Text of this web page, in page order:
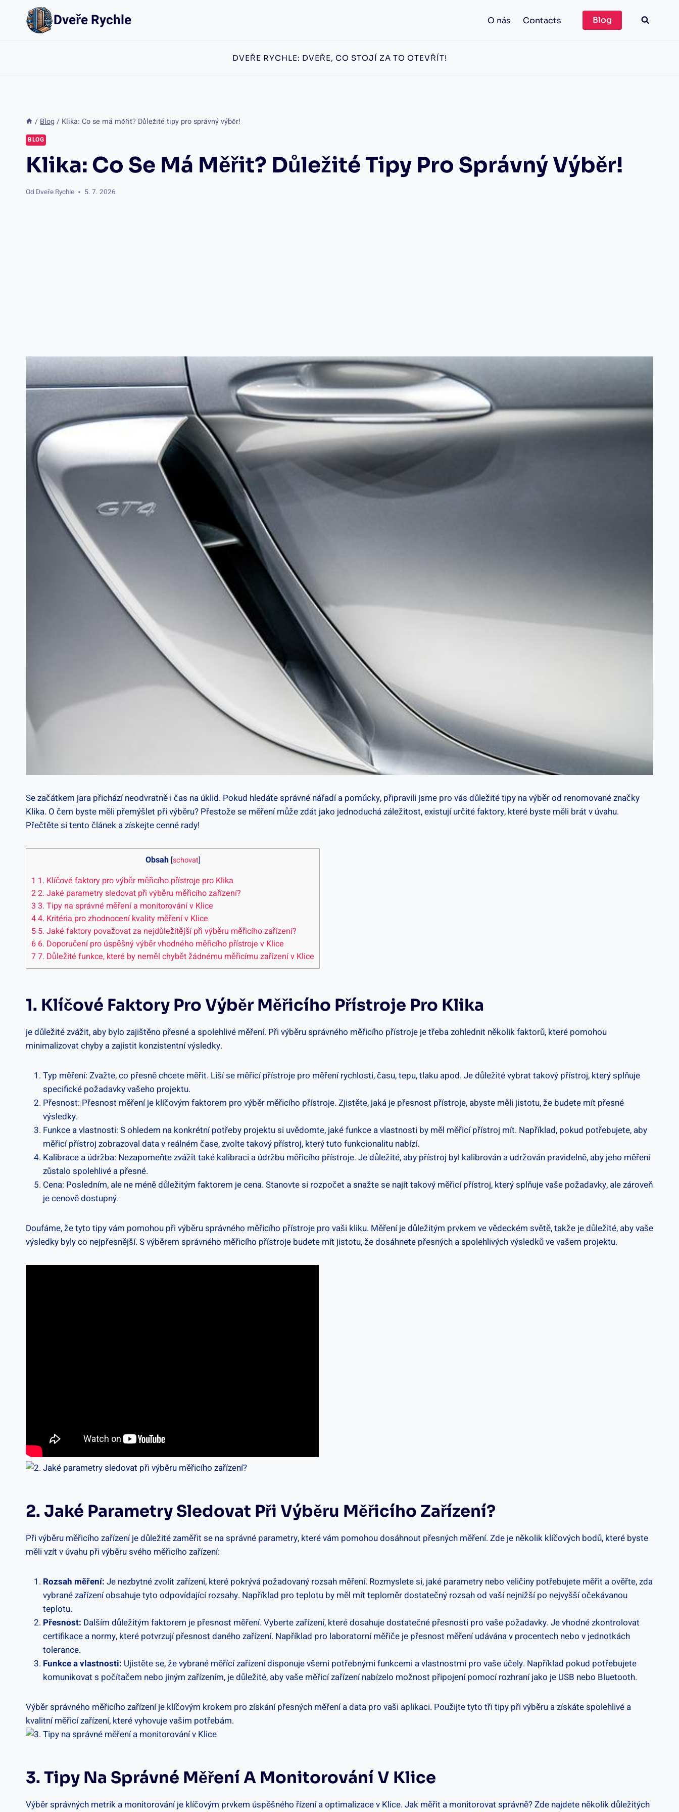
Přeskočit
Dveře Rychle O nás Contacts Blog
DVEŘE RYCHLE: DVEŘE, CO STOJÍ ZA TO OTEVŘÍT!
/ Blog / Klika: Co se má měřit? Důležité tipy pro správný výběr!
BLOG
Klika: Co Se Má Měřit? Důležité Tipy Pro Správný Výběr!
Od Dveře Rychle 5. 7. 2026
Se začátkem⁣ jara ​přichází ⁤neodvratně i čas​ na⁢ úklid. Pokud‍ hledáte‌ správné nářadí a pomůcky,​ připravili jsme pro vás ⁢důležité tipy na výběr​ od renomované​ značky
Klika. O čem byste ⁣měli přemýšlet při ⁣výběru? Přestože se ⁣měření může zdát jako‌ jednoduchá záležitost,⁢ existují určité faktory, které byste měli⁣ brát v úvahu.
⁤Přečtěte si tento‍ článek‍ a ⁣získejte cenné rady!
Obsah [schovat]
1 1.​ Klíčové⁢ faktory pro výběr měřicího ⁣přístroje ​pro Klika
22. Jaké ⁢parametry sledovat při výběru ⁢měřicího zařízení?
3 3. Tipy na správné měření⁤ a monitorování v Klice
44.​ Kritéria pro ⁣zhodnocení kvality měření v ‌Klice
5 5. Jaké⁤ faktory ‍považovat za⁢ nejdůležitější při výběru měřicího zařízení?
6 6. ‍Doporučení ​pro úspěšný výběr vhodného​ měřicího přístroje v ⁣Klice
77. Důležité funkce, ⁣které by neměl⁣ chybět⁣ žádnému​ měřicímu‌ zařízení v Klice
1.​ Klíčové⁢ Faktory Pro Výběr Měřicího ⁣přístroje ​pro Klika
je důležité ⁢zvážit, aby bylo​ zajištěno přesné a spolehlivé měření. Při ⁤výběru správného měřicího ⁤přístroje je třeba zohlednit několik faktorů,⁢ které pomohou
minimalizovat ​chyby a zajistit konzistentní výsledky.
Typ měření: Zvažte,⁢ co přesně chcete ‍měřit. Liší ⁤se měřicí ‌přístroje pro měření rychlosti, ‍času, tepu, tlaku apod.⁢ Je​ důležité ‌vybrat takový‌ přístroj, ​který splňuje‍
specifické požadavky vašeho​ projektu.
Přesnost: ​Přesnost měření​ je klíčovým ⁣faktorem pro⁣ výběr měřicího přístroje. ‍Zjistěte, jaká je přesnost ‍přístroje, abyste měli jistotu,⁤ že budete mít‍ přesné
výsledky.
Funkce a vlastnosti: ⁤S ⁢ohledem na⁢ konkrétní potřeby ⁤projektu si uvědomte, jaké funkce a⁤ vlastnosti by měl měřicí přístroj mít. ⁤Například, pokud potřebujete, aby
měřicí přístroj zobrazoval data v reálném čase, ⁢zvolte takový přístroj, který tuto funkcionalitu nabízí.
Kalibrace a​ údržba: Nezapomeňte⁣ zvážit také ⁢kalibraci a údržbu⁢ měřicího přístroje. Je důležité, aby přístroj byl kalibrován a​ udržován pravidelně, aby jeho měření
zůstalo ⁣spolehlivé a přesné.
Cena: Posledním, ale​ ne ​méně ⁤důležitým faktorem‌ je cena. Stanovte si rozpočet​ a⁤ snažte ‍se najít takový měřicí přístroj, který splňuje vaše‍ požadavky,⁢ ale zároveň⁣
je cenově dostupný.
Doufáme,‌ že tyto ​tipy vám ‌pomohou ​při‍ výběru správného měřicího⁣ přístroje pro vaši kliku.‌ Měření⁤ je ‍důležitým prvkem ve vědeckém⁢ světě,​ takže je důležité, aby vaše
výsledky byly co nejpřesnější. ⁢S výběrem správného měřicího ‍přístroje budete ⁤mít jistotu,‍ že dosáhnete přesných a‌ spolehlivých výsledků ve vašem projektu.
2. Jaké ⁢parametry Sledovat Při Výběru ⁢měřicího Zařízení?
Při ⁢výběru měřicího zařízení je důležité zaměřit se na‍ správné parametry,⁣ které vám pomohou dosáhnout​ přesných měření. Zde‌ je několik klíčových bodů, které byste
⁤měli ‍vzít v úvahu⁢ při výběru svého⁣ měřicího ⁢zařízení:
Rozsah⁣ měření: Je nezbytné zvolit zařízení, ⁤které‌ pokrývá požadovaný rozsah měření. Rozmyslete si, jaké parametry​ nebo‍ veličiny potřebujete ⁣měřit a ověřte,⁤ zda
​vybrané zařízení⁤ obsahuje tyto odpovídající ⁢rozsahy. Například‌ pro teplotu ‍by měl mít teploměr ⁢dostatečný⁣ rozsah od ⁢vaší‍ nejnižší ⁤po ⁣nejvyšší očekávanou⁤
teplotu.
Přesnost: Dalším důležitým faktorem je přesnost měření.‍ Vyberte zařízení, které dosahuje ⁣dostatečné přesnosti pro vaše požadavky. Je vhodné⁤ zkontrolovat
‍certifikace a normy, které potvrzují přesnost ‍daného zařízení. ⁢Například⁢ pro laboratorní měřiče je přesnost⁣ měření udávána v ⁤procentech nebo v‍ jednotkách
tolerance.
Funkce a vlastnosti: Ujistěte se,​ že vybrané měřící ⁤zařízení disponuje‍ všemi⁣ potřebnými⁤ funkcemi a vlastnostmi‌ pro⁢ vaše účely.‍ Například⁤ pokud potřebujete
⁤komunikovat s počítačem nebo ‍jiným zařízením, je důležité, aby vaše měřicí zařízení nabízelo možnost připojení pomocí rozhraní jako je USB ⁣nebo Bluetooth.
Výběr ‍správného ​měřicího zařízení je klíčovým krokem pro získání přesných⁣ měření ⁤a data⁤ pro vaši aplikaci. ⁢Použijte tyto tři tipy při výběru ‍a získáte spolehlivé ‌a
kvalitní⁣ měřicí zařízení, které ​vyhovuje vašim potřebám.
3. Tipy Na Správné Měření⁤ A Monitorování V Klice
Výběr správných metrik a‌ monitorování‍ je⁤ klíčovým prvkem‍ úspěšného řízení⁤ a optimalizace v Klice. ⁤Jak měřit ‌a‍ monitorovat správně? ‌Zde najdete ​několik důležitých